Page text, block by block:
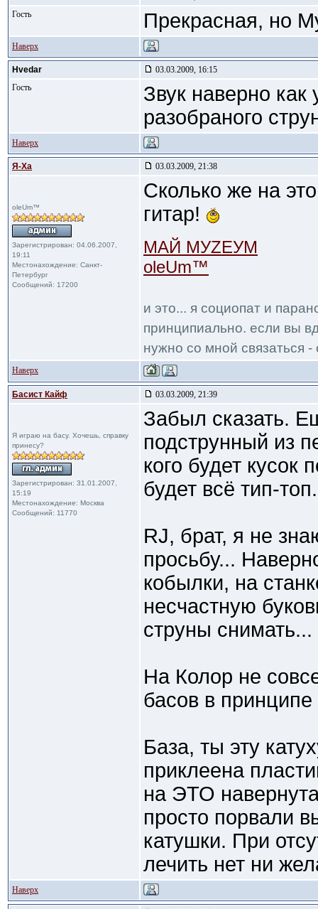
Гость
Прекрасная, но
Наверх
Hvedar
03.03.2009, 16:15
Гость
Звук наверно
разобраного
Наверх
Я-Ха 03.03.2009, 21:38
oleUm™
Зарегистрирован: 04.06.2007,
19:11
Местонахождение: Санкт-
Петербург
Сообщений: 17200
Сколько же на
гитар!
МАЙ МУZЕУМ
oleUm™
и это... я социопат и
принципиально. если вы
нужно со мной связаться
Наверх
Басист Кайф 03.03.2009, 21:39
Я играю на басу. Хочешь, справку
принесу?
Зарегистрирован: 31.01.2007,
15:19
Местонахождение: Москва
Сообщений: 11770
Забыл сказать.
подструнный из
кого будет
будет всё тип-топ.
RJ, брат, я не
просьбу...
кобылки, на
несчастную
струны
На Колор не
басов в
База, ты эту
приклеена
на ЭТО
просто порвали
катушки. При
лечить нет ни
Наверх